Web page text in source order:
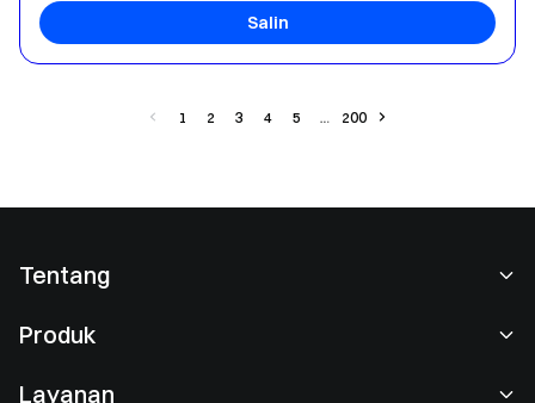
Salin
1 2 3 4 5 200
Tentang
Ruang berita
Produk
Layanan